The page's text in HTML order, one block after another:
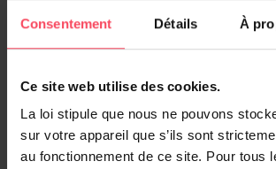
Consentement Détails À
Ce site web utilise des cookies.
La loi stipule que nous ne pouvons
sur votre appareil que s’ils sont
au fonctionnement de ce site. Pour tous
Retour gratuit dans votre magasin
Expédition sous 24h
Description